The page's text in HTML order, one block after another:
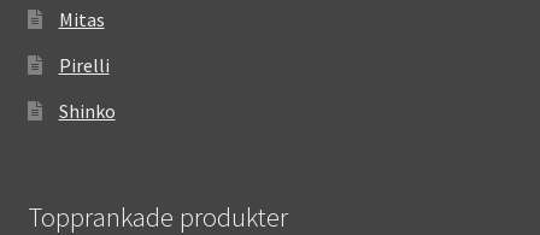
Mitas
Pirelli
Shinko
Topprankade produkter